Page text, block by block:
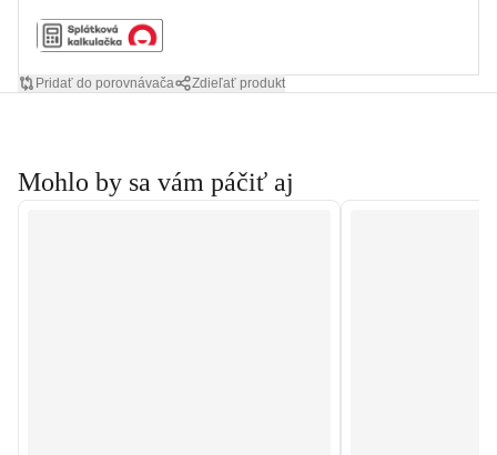
Pridať do porovnávača Zdieľať produkt
Mohlo by sa vám páčiť aj